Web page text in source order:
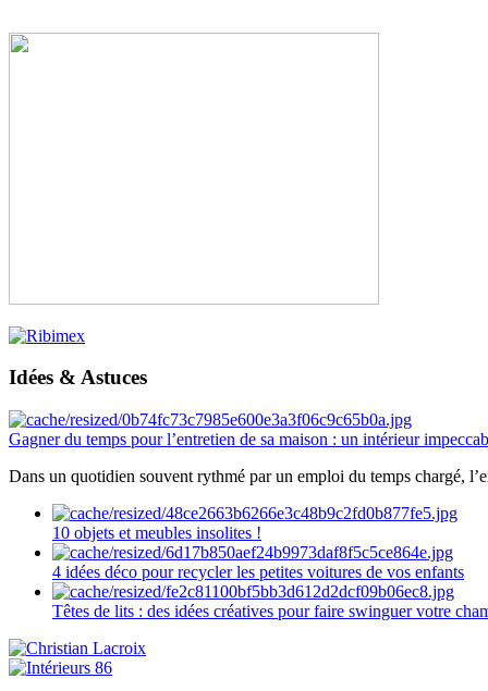
Idées & Astuces
Gagner du temps pour l’entretien de sa maison : un intérieur
Dans un quotidien souvent rythmé par un emploi du temps chargé,
10 objets et meubles insolites !
4 idées déco pour recycler les petites voitures de vos enfants
Têtes de lits : des idées créatives pour faire swinguer votre